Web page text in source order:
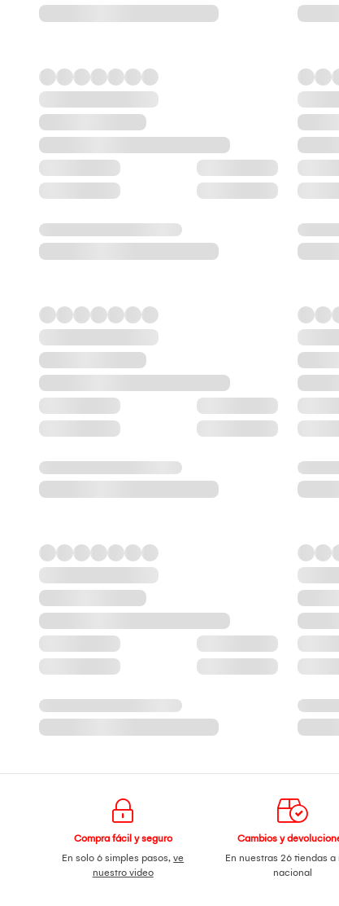
Compra fácil y seguro
En solo 6 simples pasos,ve
nuestro video
Cambios y
En nuestras 26 tiendas a
nacional